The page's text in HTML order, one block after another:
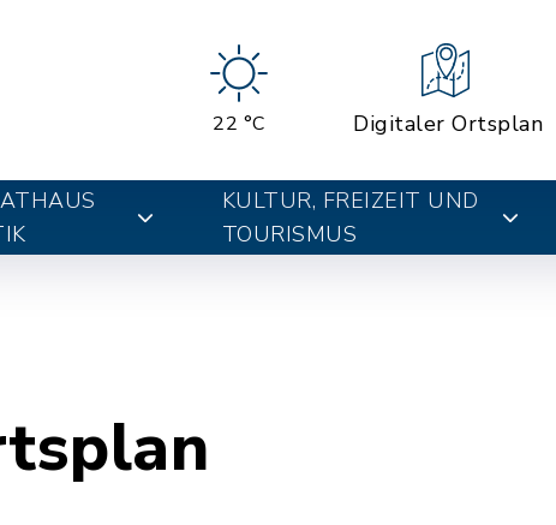
22 °C Digitaler Ortsplan
KULTUR, FREIZEIT UND
TOURISMUS